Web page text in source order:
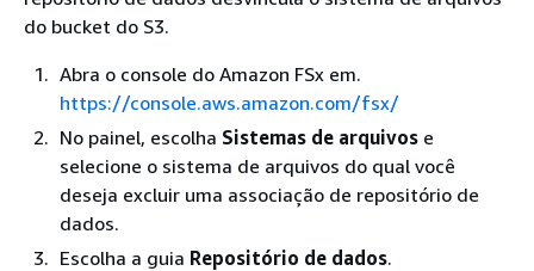
do bucket do S3.
Abra o console do Amazon FSx em.
https://console.aws.amazon.com/fsx/
No painel, escolha Sistemas de arquivos e
selecione o sistema de arquivos do qual você
deseja excluir uma associação de repositório de
dados.
Escolha a guia Repositório de dados.